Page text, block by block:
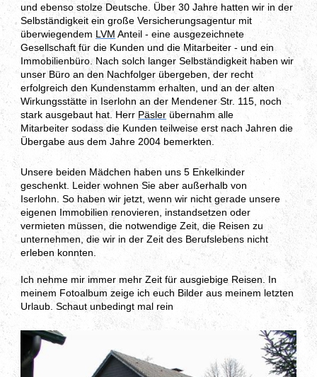
und ebenso stolze Deutsche. Über 30 Jahre hatten wir in der
Selbständigkeit ein große Versicherungsagentur mit
überwiegendem LVM Anteil - eine ausgezeichnete
Gesellschaft für die Kunden und die Mitarbeiter - und ein
Immobilienbüro. Nach solch langer Selbständigkeit haben wir
unser Büro an den Nachfolger übergeben, der recht
erfolgreich den Kundenstamm erhalten, und an der alten
Wirkungsstätte in Iserlohn an der Mendener Str. 115, noch
stark ausgebaut hat. Herr Päsler übernahm alle
Mitarbeiter sodass die Kunden teilweise erst nach Jahren die
Übergabe aus dem Jahre 2004 bemerkten.
Unsere beiden Mädchen haben uns 5 Enkelkinder
geschenkt. Leider wohnen Sie aber außerhalb von
Iserlohn. So haben wir jetzt, wenn wir nicht gerade unsere
eigenen Immobilien renovieren, instandsetzen oder
vermieten müssen, die notwendige Zeit, die Reisen zu
unternehmen, die wir in der Zeit des Berufslebens nicht
erleben konnten.
Ich nehme mir immer mehr Zeit für ausgiebige Reisen. In
meinem Fotoalbum zeige ich euch Bilder aus meinem letzten
Urlaub. Schaut unbedingt mal rein